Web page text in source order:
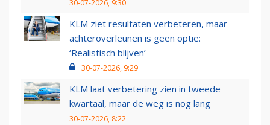
30-07-2026, 9:30
KLM ziet resultaten verbeteren, maar
achteroverleunen is geen optie:
‘Realistisch blijven’
30-07-2026, 9:29
KLM laat verbetering zien in tweede
kwartaal, maar de weg is nog lang
30-07-2026, 8:22